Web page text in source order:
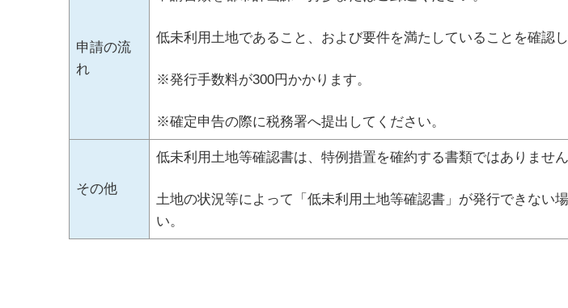
申請の流
れ
低未利用土地であること、および要件を満たしていることを確認し
※発行手数料が300円かかります。
※確定申告の際に税務署へ提出してください。
その他
低未利用土地等確認書は、特例措置を確約する書類ではありません
土地の状況等によって「低未利用土地等確認書」が発行できない
い。